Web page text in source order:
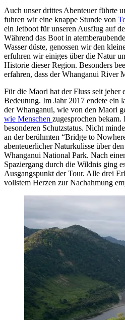
Auch unser drittes Abenteuer führte
fuhren wir eine knappe Stunde von
ein Jetboot für unseren Ausflug auf
Während das Boot in
Wasser düste, genossen wir den
erfuhren wir einiges über die Natur
Historie dieser Region. Besonders
erfahren, dass der Whanganui River
Für die Maori hat der Fluss seit jeher
Bedeutung. Im Jahr 2017 endete ein
der Whanganui, wie von den Maori
wie Menschen zugesprochen bekam.
besonderen Schutzstatus. Nicht
an der berühmten “Bridge to
abenteuerlicher Naturkulisse über
Whanganui National Park. Nach
Spaziergang durch die Wildnis ging
Ausgangspunkt der Tour. Alle drei
vollstem Herzen zur Nachahmung